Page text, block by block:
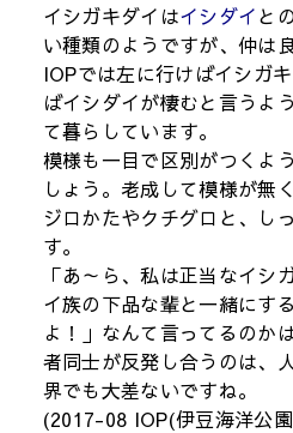
イシガキダイはイシダイと
い種類のようですが、仲は
IOPでは左に行けばイシガ
ばイシダイが棲むと言うよ
て暮らしています。
模様も一目で区別がつくよ
しょう。老成して模様が無
ジロかたやクチグロと、し
す。
「あ～ら、私は正当なイシ
イ族の下品な輩と一緒にす
よ！」なんて言ってるのか
者同士が反発し合うのは、
界でも大差ないですね。
(2017-08 IOP(伊豆海洋公